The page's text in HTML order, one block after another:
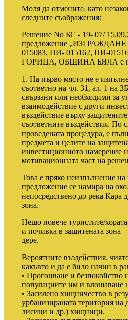
Моля да отмените, като
следните съображения:
Решение No БС - 19- 07/
предложение
015083, ПИ- 015162, ПИ-
ГОРИЦА, ОБЩИНА БЯЛА е
1. На първо място не е
съответно на чл. 31, ал. 1 на
свързани или необходими за
взаимодействие с други
въздействие върху
съответните въздействия. По
проведената процедура, е
предмета и целите на
инвестиционното намерение
мотивационната част на
Това е пряко неизпълнение
предложение се намира на
непосредствено до река Кара
зона.
Нещо повече туристите/
и почивка в защитената зона
дере.
Вероятните въздействия,
какъвто и да е било начин в
• Прогонване и
популациите им и влошаване
• Засилено хищничество в
урбанизираната територия
лисици и др.) хищници.